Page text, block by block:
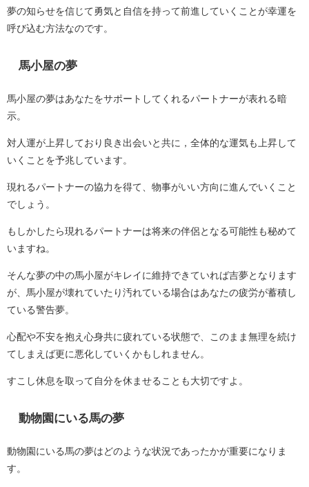
夢の知らせを信じて勇気と自信を持って前進していくことが幸運を
呼び込む方法なのです。
馬小屋の夢
馬小屋の夢はあなたをサポートしてくれるパートナーが表れる暗
示。
対人運が上昇しており良き出会いと共に，全体的な運気も上昇して
いくことを予兆しています。
現れるパートナーの協力を得て、物事がいい方向に進んでいくこと
でしょう。
もしかしたら現れるパートナーは将来の伴侶となる可能性も秘めて
いますね。
そんな夢の中の馬小屋がキレイに維持できていれば吉夢となります
が、馬小屋が壊れていたり汚れている場合はあなたの疲労が蓄積し
ている警告夢。
心配や不安を抱え心身共に疲れている状態で、このまま無理を続け
てしまえば更に悪化していくかもしれません。
すこし休息を取って自分を休ませることも大切ですよ。
動物園にいる馬の夢
動物園にいる馬の夢はどのような状況であったかが重要になりま
す。